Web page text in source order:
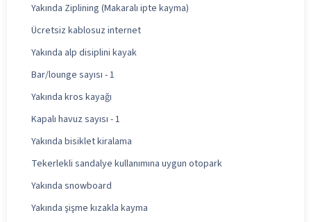
Yakında Ziplining (Makaralı ipte kayma)
Ücretsiz kablosuz internet
Yakında alp disiplini kayak
Bar/lounge sayısı - 1
Yakında kros kayağı
Kapalı havuz sayısı - 1
Yakında bisiklet kiralama
Tekerlekli sandalye kullanımına uygun otopark
Yakında snowboard
Yakında şişme kızakla kayma